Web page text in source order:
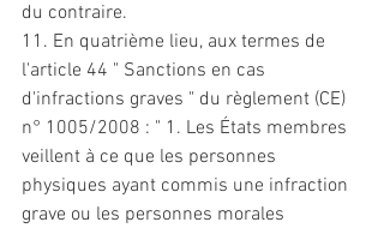
du contraire.
11. En quatrième lieu, aux termes de
l'article 44 " Sanctions en cas
d'infractions graves " du règlement (CE)
n° 1005/2008 : " 1. Les États membres
veillent à ce que les personnes
physiques ayant commis une infraction
grave ou les personnes morales